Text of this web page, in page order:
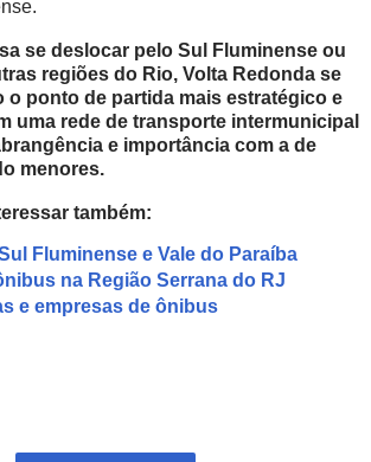
se deslocar pelo Sul Fluminense ou
regiões do Rio, Volta Redonda se
o ponto de partida mais estratégico e
uma rede de transporte intermunicipal
e importância com a de
menores.
também:
Fluminense e Vale do Paraíba
na Região Serrana do RJ
e empresas de ônibus